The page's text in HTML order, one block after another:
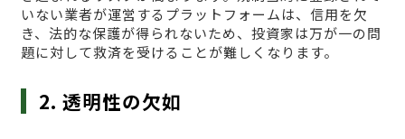
いない業者が運営するプラットフォームは、信用を欠
き、法的な保護が得られないため、投資家は万が一の問
題に対して救済を受けることが難しくなります。
2. 透明性の欠如